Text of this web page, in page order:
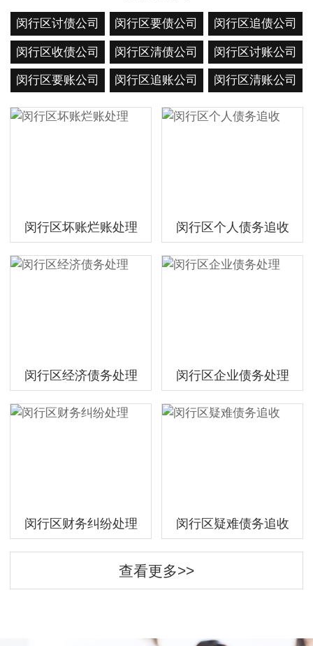
闵行区讨债公司 闵行区要债公司 闵行区追债公司
闵行区收债公司 闵行区清债公司 闵行区讨账公司
闵行区要账公司 闵行区追账公司 闵行区清账公司
闵行区坏账烂账处理 闵行区个人债务追收
闵行区经济债务处理 闵行区企业债务处理
闵行区财务纠纷处理 闵行区疑难债务追收
查看更多>>